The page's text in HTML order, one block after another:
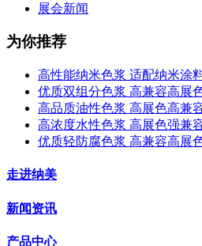
展会新闻
为你推荐
高性能纳米色浆 适配纳米涂
优质双组分色浆 高兼容高展
高品质油性色浆 高展色高兼
高浓度水性色浆 高展色强兼
优质轻防腐色浆 高兼容高展
走进纳美
新闻资讯
产品中心